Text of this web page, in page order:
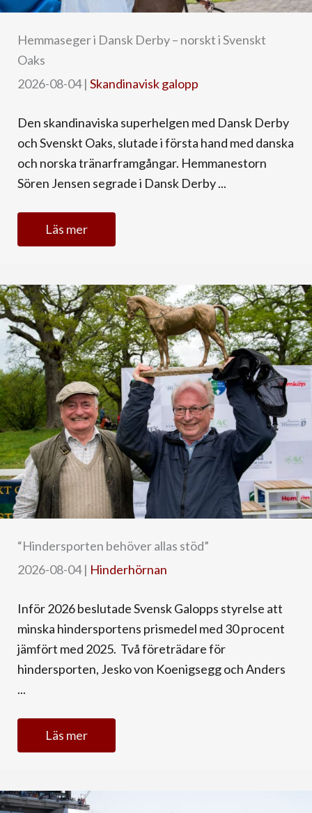
Hemmaseger i Dansk Derby – norskt i Svenskt
Oaks
2026-08-04| Skandinavisk galopp
Den skandinaviska superhelgen med Dansk Derby
och Svenskt Oaks, slutade i första hand med danska
och norska tränarframgångar. Hemmanestorn
Sören Jensen segrade i Dansk Derby ...
Läs mer
“Hindersporten behöver allas stöd”
2026-08-04| Hinderhörnan
Inför 2026 beslutade Svensk Galopps styrelse att
minska hindersportens prismedel med 30 procent
jämfört med 2025. Två företrädare för
hindersporten, Jesko von Koenigsegg och Anders
...
Läs mer